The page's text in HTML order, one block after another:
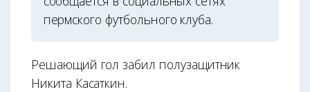
пермского футбольного клуба.
Решающий гол забил полузащитник
Никита Касаткин.